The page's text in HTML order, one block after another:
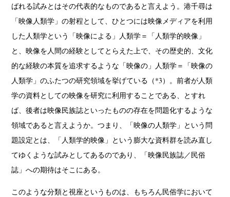
ばれる試みとはその代表的なものであると言えよう。港千尋は
「映像人類学」の射程として、ひとつには映像メディアを利用
した人類学という「映像による」人類学＝「人類学的映像」
と、映像を人間の経験としてとらえた上で、その歴史的、文化
的な経験の本質を追求するような「映像の」人類学＝「映像の
人類学」のふたつの研究領域を挙げている（*3）。前者が人類
学の資料としての映像を研究に利用することである、とすれ
ば、後者は映像民族誌といったものの存在を問題化するような
領域であると言えようか。つまり、「映像の人類学」という問
題設定とは、「人類学的映像」という膨大な資料群を読み直し
てゆくような試みとしてあるのであり、「映像民族誌／民俗
誌」への期待はそこにある。
このような分類と視座というものは、もちろん民俗学において